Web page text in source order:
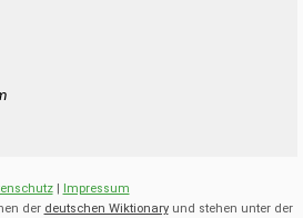
| Impressum
der deutschen Wiktionaryund stehen unter der